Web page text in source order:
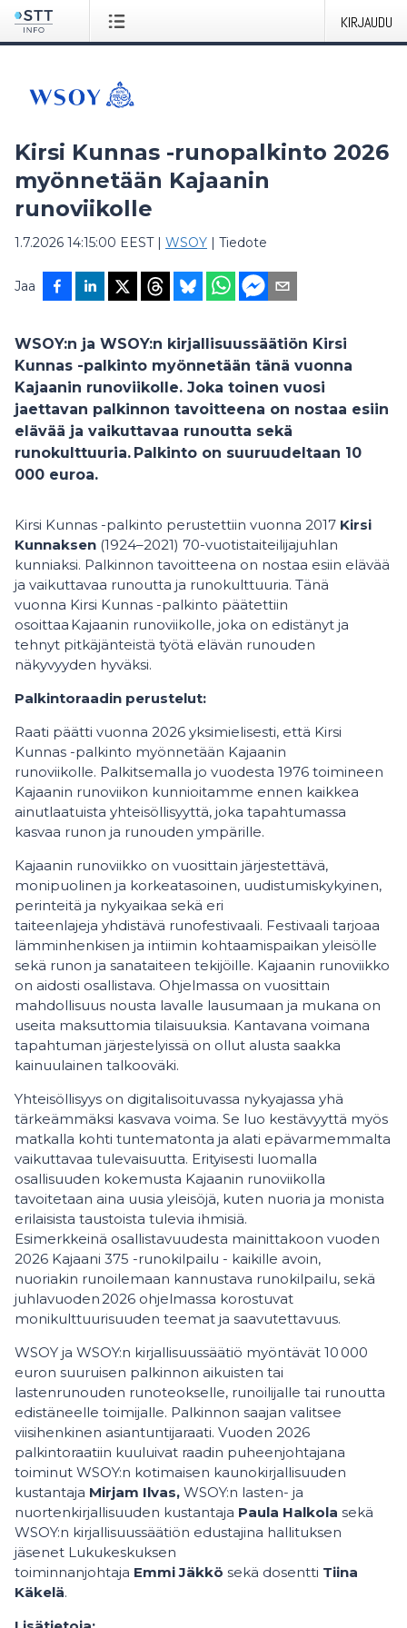
KIRJAUDU
Kirsi Kunnas -runopalkinto 2026
myönnetään Kajaanin
runoviikolle
1.7.2026 14:15:00 EEST| WSOY | Tiedote
Jaa
WSOY:n ja WSOY:n kirjallisuussäätiön Kirsi
Kunnas -palkinto myönnetään tänä vuonna
Kajaanin runoviikolle. Joka toinen vuosi
jaettavan palkinnon tavoitteena on nostaa esiin
elävää ja vaikuttavaa runoutta sekä
runokulttuuria. Palkinto on suuruudeltaan 10
000 euroa.
Kirsi Kunnas -palkinto perustettiin vuonna 2017 Kirsi
Kunnaksen (1924–2021) 70-vuotistaiteilijajuhlan
kunniaksi. Palkinnon tavoitteena on nostaa esiin elävää
ja vaikuttavaa runoutta ja runokulttuuria. Tänä
vuonna Kirsi Kunnas -palkinto päätettiin
osoittaa Kajaanin runoviikolle, joka on edistänyt ja
tehnyt pitkäjänteistä työtä elävän runouden
näkyvyyden hyväksi.
Palkintoraadin perustelut:
Raati päätti vuonna 2026 yksimielisesti, että Kirsi
Kunnas -palkinto myönnetään Kajaanin
runoviikolle. Palkitsemalla jo vuodesta 1976 toimineen
Kajaanin runoviikon kunnioitamme ennen kaikkea
ainutlaatuista yhteisöllisyyttä, joka tapahtumassa
kasvaa runon ja runouden ympärille.
Kajaanin runoviikko on vuosittain järjestettävä,
monipuolinen ja korkeatasoinen, uudistumiskykyinen,
perinteitä ja nykyaikaa sekä eri
taiteenlajeja yhdistävä runofestivaali. Festivaali tarjoaa
lämminhenkisen ja intiimin kohtaamispaikan yleisölle
sekä runon ja sanataiteen tekijöille. Kajaanin runoviikko
on aidosti osallistava. Ohjelmassa on vuosittain
mahdollisuus nousta lavalle lausumaan ja mukana on
useita maksuttomia tilaisuuksia. Kantavana voimana
tapahtuman järjestelyissä on ollut alusta saakka
kainuulainen talkooväki.
Yhteisöllisyys on digitalisoituvassa nykyajassa yhä
tärkeämmäksi kasvava voima. Se luo kestävyyttä myös
matkalla kohti tuntematonta ja alati epävarmemmalta
vaikuttavaa tulevaisuutta. Erityisesti luomalla
osallisuuden kokemusta Kajaanin runoviikolla
tavoitetaan aina uusia yleisöjä, kuten nuoria ja monista
erilaisista taustoista tulevia ihmisiä.
Esimerkkeinä osallistavuudesta mainittakoon vuoden
2026 Kajaani 375 -runokilpailu - kaikille avoin,
nuoriakin runoilemaan kannustava runokilpailu, sekä
juhlavuoden 2026 ohjelmassa korostuvat
monikulttuurisuuden teemat ja saavutettavuus.
WSOY ja WSOY:n kirjallisuussäätiö myöntävät 10 000
euron suuruisen palkinnon aikuisten tai
lastenrunouden runoteokselle, runoilijalle tai runoutta
edistäneelle toimijalle. Palkinnon saajan valitsee
viisihenkinen asiantuntijaraati. Vuoden 2026
palkintoraatiin kuuluivat raadin puheenjohtajana
toiminut WSOY:n kotimaisen kaunokirjallisuuden
kustantaja Mirjam Ilvas, WSOY:n lasten- ja
nuortenkirjallisuuden kustantaja Paula Halkola sekä
WSOY:n kirjallisuussäätiön edustajina hallituksen
jäsenet Lukukeskuksen
toiminnanjohtaja Emmi Jäkkö sekä dosentti Tiina
Käkelä.